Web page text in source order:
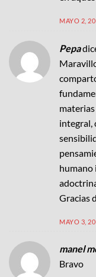
MAYO 2,
Pepa
integral,
humano
Gracias
MAYO 3,
manel
Bravo